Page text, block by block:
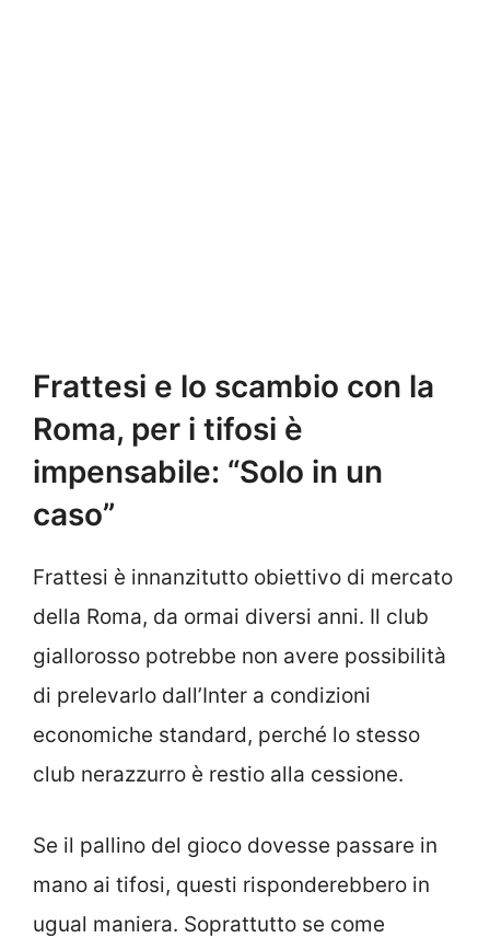
Frattesi e lo scambio con la
Roma, per i tifosi è
impensabile: “Solo in un
caso”
Frattesi è innanzitutto obiettivo di mercato
della Roma, da ormai diversi anni. Il club
giallorosso potrebbe non avere possibilità
di prelevarlo dall’Inter a condizioni
economiche standard, perché lo stesso
club nerazzurro è restio alla cessione.
Se il pallino del gioco dovesse passare in
mano ai tifosi, questi risponderebbero in
ugual maniera. Soprattutto se come